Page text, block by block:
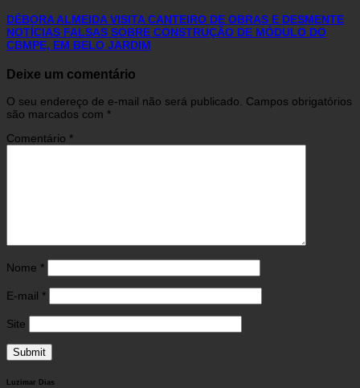
DÉBORA ALMEIDA VISITA CANTEIRO DE OBRAS E DESMENTE
NOTÍCIAS FALSAS SOBRE CONSTRUÇÃO DE MÓDULO DO
CBMPE, EM BELO JARDIM
Deixe um comentário
O seu endereço de e-mail não será publicado. Campos obrigatórios
são marcados com *
Comentário *
Nome *
E-mail *
Site
Luzimar Dias